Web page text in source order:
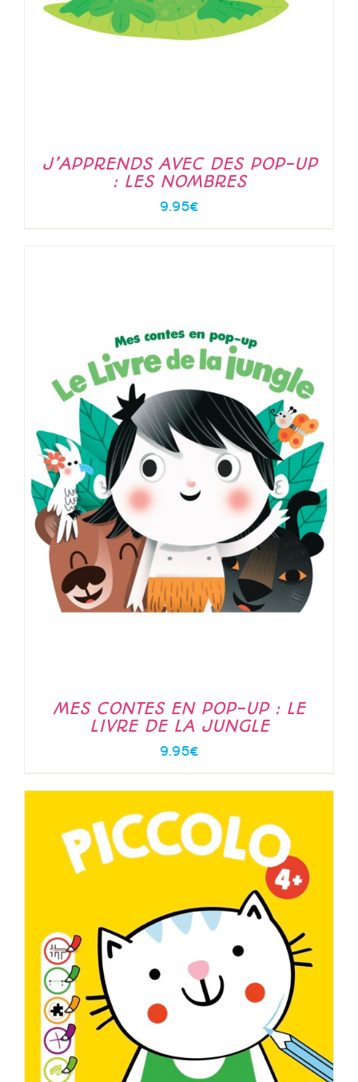
J’APPRENDS AVEC DES POP-UP
: LES NOMBRES
9.95€
MES CONTES EN POP-UP : LE
LIVRE DE LA JUNGLE
9.95€